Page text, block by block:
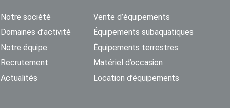
Notre société
Domaines d’activité
Notre équipe
Recrutement
Actualités
Vente d’équipements
Équipements subaquatiques
Équipements terrestres
Matériel d’occasion
Location d’équipements